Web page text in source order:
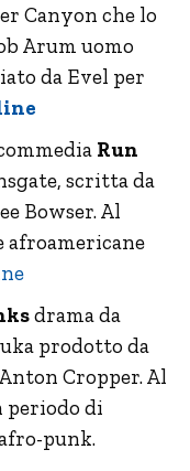
Canyon che lo
Arum uomo
da Evel per
Run
scritta da
Bowser. Al
afroamericane
drama da
prodotto da
Cropper. Al
periodo di
punk.